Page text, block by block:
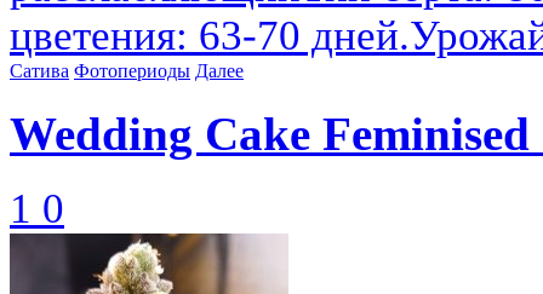
цветения: 63-70
Сатива Фотопериоды Далее
Wedding Cake
1 0